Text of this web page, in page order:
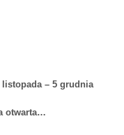
– 5 grudnia
otwarta…